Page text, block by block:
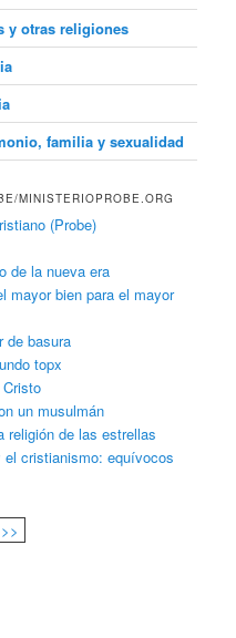
y otras religiones
familia y sexualidad
MINISTERIOPROBE.ORG
(Probe)
de la nueva era
mayor bien para el mayor
de basura
topx
un musulmán
religión de las estrellas
cristianismo: equívocos
>>